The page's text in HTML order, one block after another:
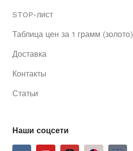
STOP-лист
Таблица цен за 1 грамм (золото)
Доставка
Контакты
Статьи
Наши соцсети